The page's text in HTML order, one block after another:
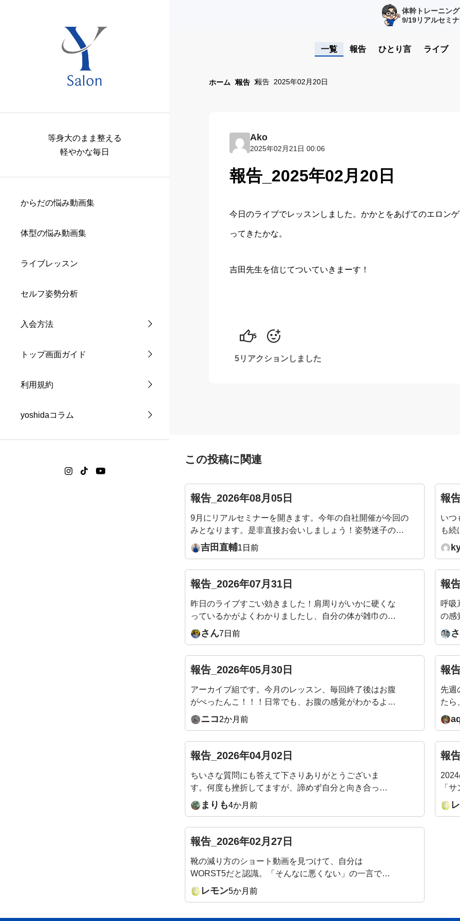
等身大のまま整える
軽やかな毎日
からだの悩み動画集
体型の悩み動画集
ライブレッスン
セルフ姿勢分析
入会方法
トップ画面ガイド
利用規約
yoshidaコラム
体幹トレーニン
9/19リアルセミ
一覧 報告 ひとり言 ライブ
ホーム 報告 報告_2025年02月20日
Ako
2025年02月21日 00:06
報告_2025年02月20日
今日のライブでレッスンしました。かかとをあげてのエロン
ってきたかな。
吉田先生を信じてついていきまーす！
5
5リアクションしました
この投稿に関連
報告_2026年08月05日
9月にリアルセミナーを開きます。今年の自社開催が今回の
みとなります。是非直接お会いしましょう！姿勢迷子の骨
格ワーク ― 加齢で潰れない身体のつくり方9/19（土）
10:00〜12:30／渋谷当日は会場を回って、姿勢タイプを直
※会員様はご優待価格となります。※ポイントをご利用い
ただけます。(例：1,000Pで1,000円引きとなります)
吉田直輔1日前
報
いつ
も続
身
で
報告_2026年07月31日
昨日のライブすごい効きました！肩周りがいかに硬くな
っているかがよくわかりましたし、自分の体が雑巾のよ
うにしぼられて、なかなか生活の中ではない動きで痛快
でした！またアーカイブを見ながらやりたいと思います
さん7日前
報
呼吸
の感
が目
報告_2026年05月30日
アーカイブ組です。今月のレッスン、毎回終了後はお腹
がぺったんこ！！！日常でも、お腹の感覚がわかるよう
になってきて嬉しいです。来月のテーマもすごく楽しみ
です！
ニコ2か月前
報
先週
たら
まし
確
力も
ぞ
報告_2026年04月02日
ちいさな質問にも答えて下さりありがとうございま
す。何度も挫折してますが、諦めず自分と向き合って
います。お人柄もお手本です🍀
まりも4か月前
報
「
う
報告_2026年02月27日
靴の減り方のショート動画を見つけて、自分は
WORST5だと認識。「そんなに悪くない」の一言で、
ﾎﾟｼﾞﾃｨﾌﾞに。足裏exercise楽しんでいます。
レモン5か月前